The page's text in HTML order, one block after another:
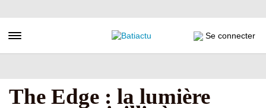
au
principal
Toggle navigation Se connecter
The Edge : la lumière